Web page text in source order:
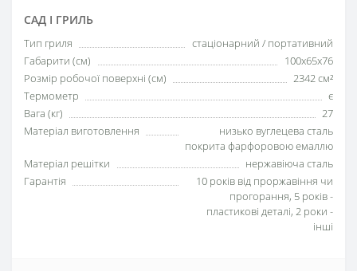
САД І ГРИЛЬ
Тип гриля
стаціонарний / портативний
Габарити (см)
100х65х76
Розмір робочої поверхні (см)
2342 см²
Термометр
є
Вага (кг)
27
Матеріал виготовлення
низько вуглецева сталь
покрита фарфоровою емаллю
Матеріал решітки
нержавіюча сталь
Гарантія
10 років від проржавіння чи
прогорання, 5 років -
пластикові деталі, 2 роки -
інші